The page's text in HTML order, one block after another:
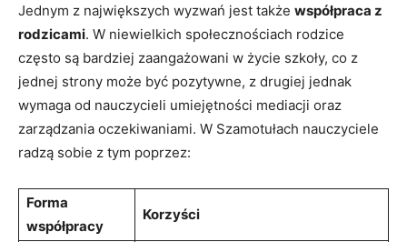
Jednym z największych wyzwań jest także współpraca z
rodzicami. W niewielkich społecznościach rodzice
często są bardziej zaangażowani w życie szkoły, co z
jednej strony może być pozytywne, z drugiej jednak
wymaga od nauczycieli umiejętności mediacji oraz
zarządzania oczekiwaniami. W Szamotułach nauczyciele
radzą sobie z tym poprzez:
Forma
współpracy
Korzyści